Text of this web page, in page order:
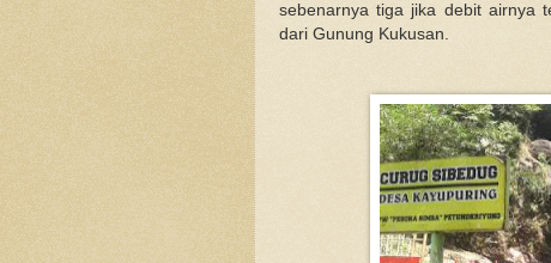
sebenarnya tiga jika debit airnya
dari Gunung Kukusan.